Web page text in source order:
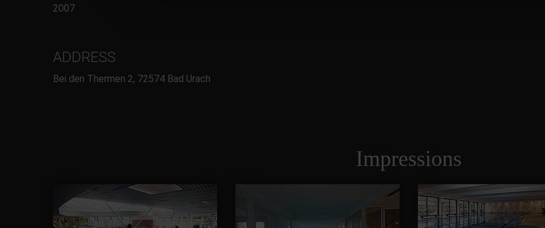
2007
ADDRESS
Bei den Thermen 2, 72574 Bad Urach
Impressions